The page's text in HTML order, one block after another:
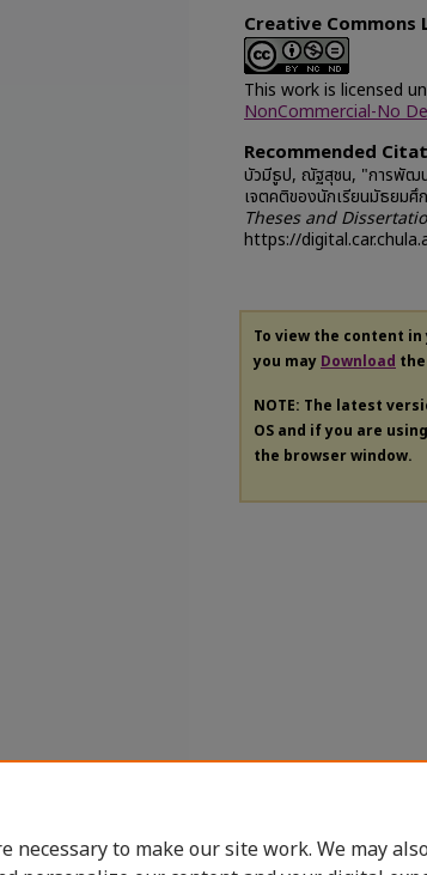
Creative Commons
This work is licensed
NonCommercial-No
Recommended
บัวมีธูป, ณัฐสุชน, "การพัฒน
เจตคติของนักเรียนมัธยม
Theses and
https://
To view the content
you may Download
NOTE: The latest
OS and if you are
the browser window.
necessary to make our site work. We may